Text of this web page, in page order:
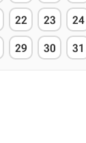
22 23 24
29 30 31